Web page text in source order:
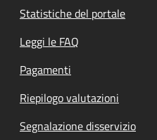
Statistiche del portale
Leggi le FAQ
Pagamenti
Riepilogo valutazioni
Segnalazione disservizio